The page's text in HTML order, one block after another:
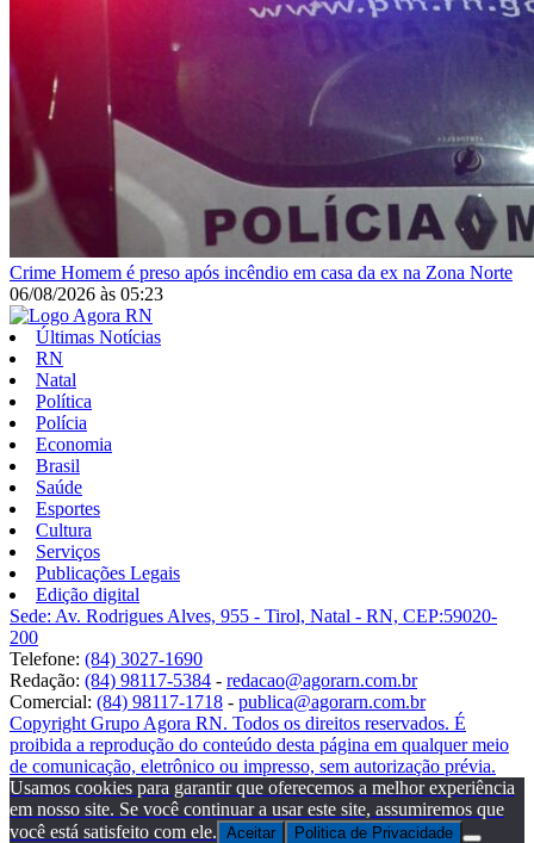
Crime Homem é preso após incêndio em casa da ex na Zona Norte
06/08/2026 às 05:23
Últimas Notícias
RN
Natal
Política
Polícia
Economia
Brasil
Saúde
Esportes
Cultura
Serviços
Publicações Legais
Edição digital
Sede: Av. Rodrigues Alves, 955 - Tirol, Natal - RN, CEP:59020-
200
Telefone: (84) 3027-1690
Redação: (84) 98117-5384 - redacao@agorarn.com.br
Comercial: (84) 98117-1718 - publica@agorarn.com.br
Copyright Grupo Agora RN. Todos os direitos reservados. É
proibida a reprodução do conteúdo desta página em qualquer meio
de comunicação, eletrônico ou impresso, sem autorização prévia.
Usamos cookies para garantir que oferecemos a melhor experiência
em nosso site. Se você continuar a usar este site, assumiremos que
você está satisfeito com ele. Aceitar Politica de Privacidade